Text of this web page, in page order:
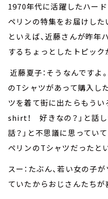
1970年代に活躍したハード
ペリンの特集をお届けし
といえば、近藤さんが昨年
するちょっとしたトピック
近藤夏子：そうなんですよ
のTシャツがあって購入し
ツを着て街に出たらもう
shirt！ 好きなの？」と話
話？」と不思議に思ってい
ペリンのTシャツだったと
スー：たぶん、若い女の子
ていたからおじさんたちが